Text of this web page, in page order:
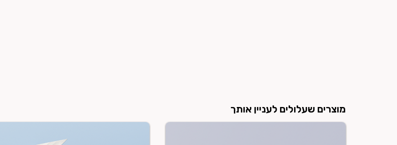
מוצרים שעלולים לעניין אותך